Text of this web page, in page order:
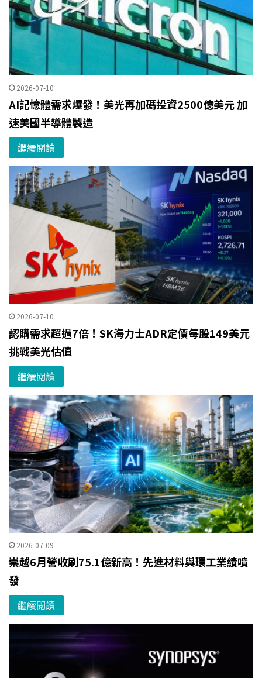
2026-07-10
AI記憶體需求爆發！美光再加碼投資2500億美元 加
速美國半導體製造
繼續閱讀
2026-07-10
認購需求超過7倍！SK海力士ADR定價每股149美元
挑戰美光估值
繼續閱讀
2026-07-09
崇越6月營收刷75.1億新高！先進材料與環工業績噴
發
繼續閱讀